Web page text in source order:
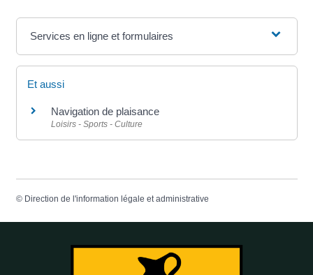
Services en ligne et formulaires
Et aussi
Navigation de plaisance
Loisirs - Sports - Culture
© Direction de l'information légale et administrative